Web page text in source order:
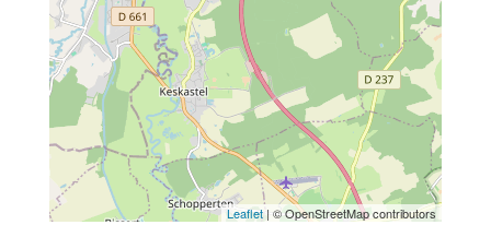
Leaflet| © OpenStreetMap contributors